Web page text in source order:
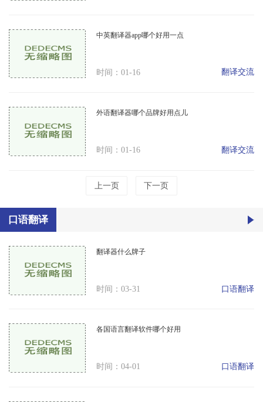
中英翻译器app哪个好用一点
时间：01-16 翻译交流
外语翻译器哪个品牌好用点儿
时间：01-16 翻译交流
上一页 下一页
口语翻译
翻译器什么牌子
时间：03-31 口语翻译
各国语言翻译软件哪个好用
时间：04-01 口语翻译